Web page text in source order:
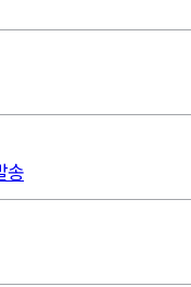
송